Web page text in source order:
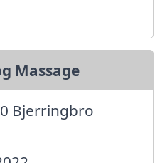
Massage
Bjerringbro